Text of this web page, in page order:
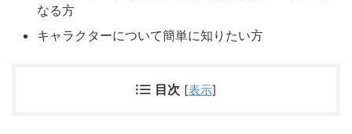
なる方
キャラクターについて簡単に知りたい方
目次 [表示]